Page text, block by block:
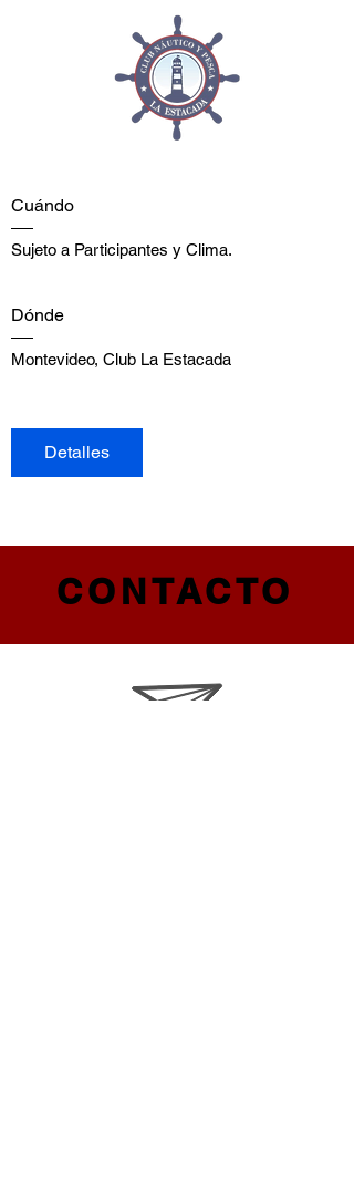
Cuándo
Sujeto a Participantes y Clima.
Dónde
Montevideo, Club La Estacada
Detalles
CONTACTO